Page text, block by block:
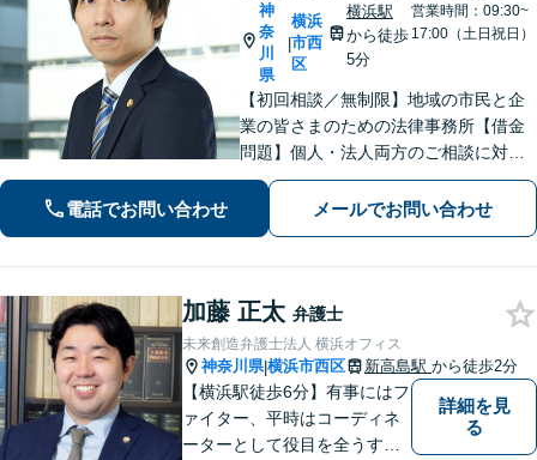
神
奈
川
県
|
横浜
市西
区
横浜駅
から徒歩
5分
営業時間：09:30~
17:00（土日祝日）
【初回相談／無制限】地域の市民と企
業の皆さまのための法律事務所【借金
問題】個人・法人両方のご相談に対
応。セカンドオピニオンも歓迎【交通
事故】示談金額の無料診断サービスを
実施しています【夜間・休日面談】
電話でお問い合わせ メールでお問い合わせ
加藤 正太 弁護士
未来創造弁護士法人 横浜オフィス
神奈川県|横浜市西区 新高島駅 から徒歩2分
【横浜駅徒歩6分】有事にはフ
ァイター、平時はコーディネ
ーターとして役目を全うする
詳細を見
る